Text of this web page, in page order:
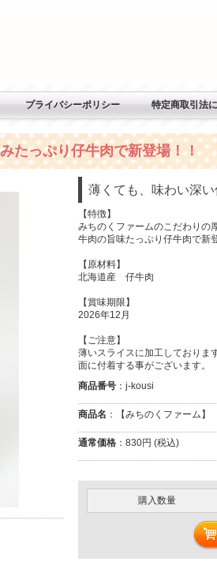
プライバシーポリシー 特定商取引法
たっぷり仔牛肉で新登場！！
薄くても、味わい深い
【特徴】
みちのくファームのこだわりの
牛肉の旨味たっぷり仔牛肉で新
【原材料】
北海道産 仔牛肉
【賞味期限】
2026年12月
【ご注意】
薄いスライスに加工しておりま
面に付着する事がございます。
商品番号 ：j-kousi
商品名 ：【みちのくファーム
通常価格 ：830円 (税込)
購入数量